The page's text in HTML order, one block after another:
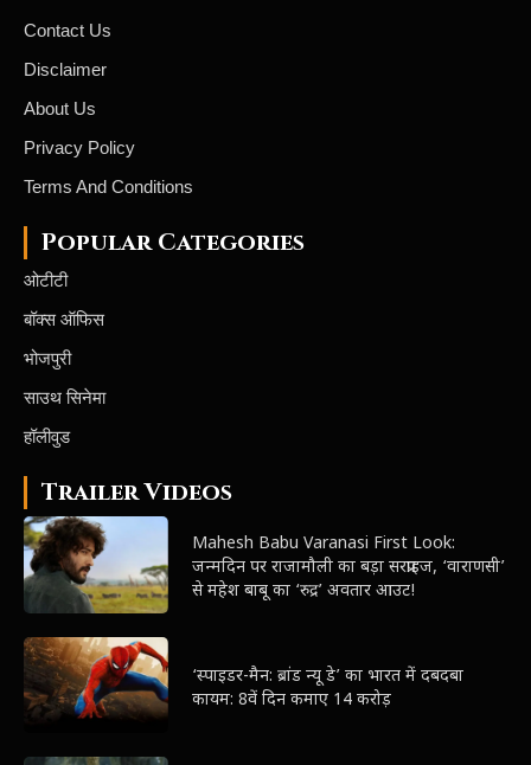
Contact Us
Disclaimer
About Us
Privacy Policy
Terms And Conditions
Popular Categories
ओटीटी
बॉक्स ऑफिस
भोजपुरी
साउथ सिनेमा
हॉलीवुड
Trailer Videos
Mahesh Babu Varanasi First Look:
जन्मदिन पर राजामौली का बड़ा सरप्राइज, ‘वाराणसी’
से महेश बाबू का ‘रुद्र’ अवतार आउट!
‘स्पाइडर-मैन: ब्रांड न्यू डे’ का भारत में दबदबा
कायम: 8वें दिन कमाए 14 करोड़